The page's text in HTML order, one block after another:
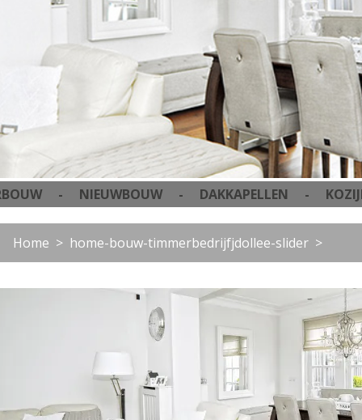
- NIEUWBOUW - DAKKAPELLEN -
Home home-bouw-timmerbedrijfjdollee-slider